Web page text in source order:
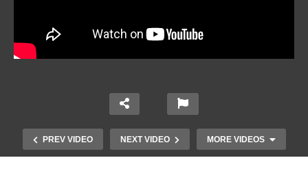
PREV VIDEO NEXT VIDEO MORE VIDEOS